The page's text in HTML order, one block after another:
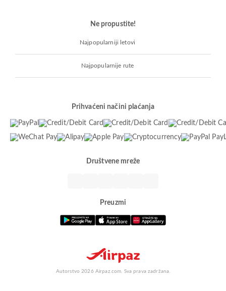
Ne propustite!
Najpopularniji letovi
Najpopularnije rute
Prihvaćeni načini plaćanja
Društvene mreže
Preuzmi
Autorstvo 2026 Airpaz.com. Sva prava zadržana.